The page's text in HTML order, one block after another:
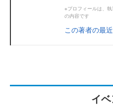
※プロフィールは、
の内容です
この著者の最
イ